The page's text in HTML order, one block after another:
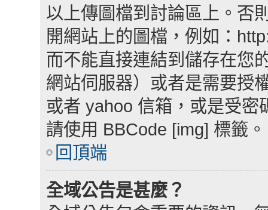
以上傳圖檔到討論區上。否
開網站上的圖檔，例如：
而不能直接連結到儲存在您
網站伺服器）或者是需要授
或者 yahoo 信箱，或是受
請使用 BBCode [img] 標籤。
回頂端
全域公告是甚麼？